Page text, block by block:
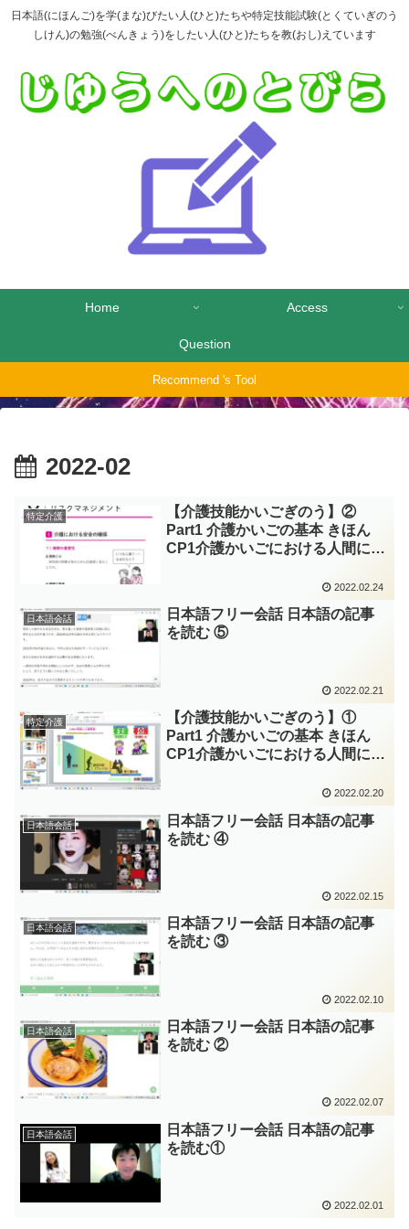
日本語(にほんご)を学(まな)びたい人(ひと)たちや特定技能試験(とくていぎのう
しけん)の勉強(べんきょう)をしたい人(ひと)たちを教(おし)えています
Home Access
Question
Recommend 's Tool
2022-02
特定介護
【介護技能かいごぎのう】②
Part1 介護かいごの基本 きほん
CP1介護かいごにおける人間にん
～CP2介護職かいごしょくの役割
やくわり 職業倫理 しょくぎょ
うりんり タンタンさん
2022.02.24
日本語会話
日本語フリー会話 日本語の記事
を読む ⑤
2022.02.21
特定介護
【介護技能かいごぎのう】①
Part1 介護かいごの基本 きほん
CP1介護かいごにおける人間にん
～CP2介護職かいごしょくの役割
やくわり 職業倫理 しょくぎょ
うりんり タンタンさん
2022.02.20
日本語会話
日本語フリー会話 日本語の記事
を読む ④
2022.02.15
日本語会話
日本語フリー会話 日本語の記事
を読む ③
2022.02.10
日本語会話
日本語フリー会話 日本語の記事
を読む ②
2022.02.07
日本語会話
日本語フリー会話 日本語の記事
を読む①
2022.02.01